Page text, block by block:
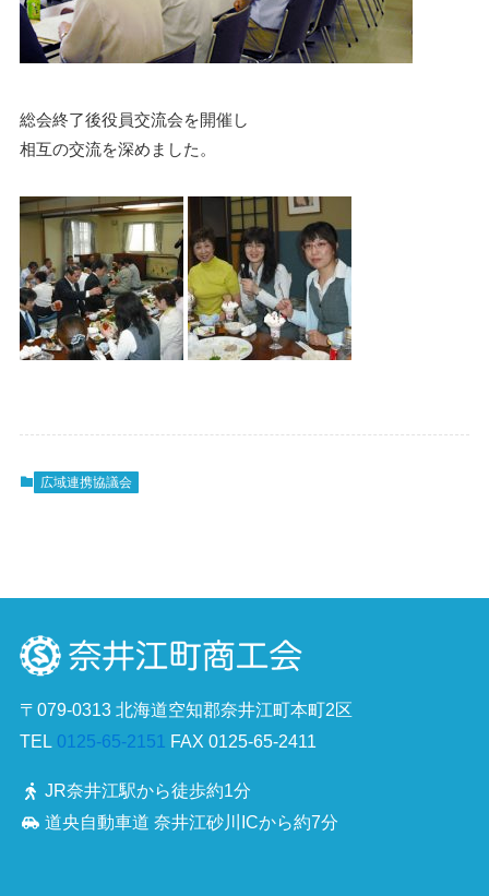
総会終了後役員交流会を開催し
相互の交流を深めました。
広域連携協議会
〒079-0313 北海道空知郡奈井江町本町2区
TEL 0125-65-2151 FAX 0125-65-2411
JR奈井江駅から徒歩約1分
道央自動車道 奈井江砂川ICから約7分